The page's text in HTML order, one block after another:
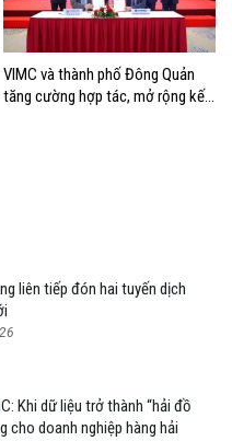
VIMC và thành phố Đông Quản
tăng cường hợp tác, mở rộng kết
liên tiếp đón hai tuyến dịch
Khi dữ liệu trở thành “hải đồ
cho doanh nghiệp hàng hải